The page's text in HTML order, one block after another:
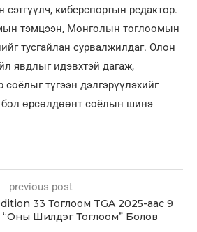
сэтгүүлч, киберспортын редактор.
тэмцээн, Монголын тоглоомын
тусгайлан сурвалжилдаг. Олон
явдлыг идэвхтэй дагаж,
түгээн дэлгэрүүлэхийг
бол өрсөлдөөнт соёлын шинэ
previous post
33 Тоглоом TGA 2025-аас 9
“Оны Шилдэг Тоглоом” Болов